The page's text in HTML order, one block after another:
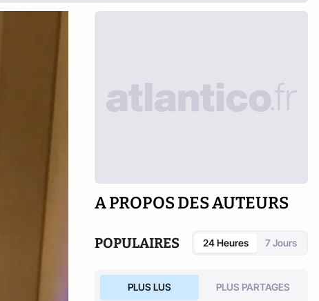
A PROPOS DES AUTEURS
POPULAIRES 24 Heures 7 Jours
PLUS LUS PLUS PARTAGES